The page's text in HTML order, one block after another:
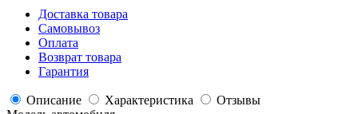
Доставка товара
Самовывоз
Оплата
Возврат товара
Гарантия
Описание Характеристика
Отзывы